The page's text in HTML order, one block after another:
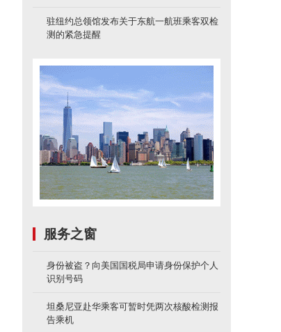
驻纽约总领馆发布关于东航一航班乘客双检
测的紧急提醒
服务之窗
身份被盗？向美国国税局申请身份保护个人
识别号码
坦桑尼亚赴华乘客可暂时凭两次核酸检测报
告乘机